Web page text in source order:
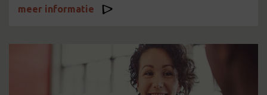
meer informatie